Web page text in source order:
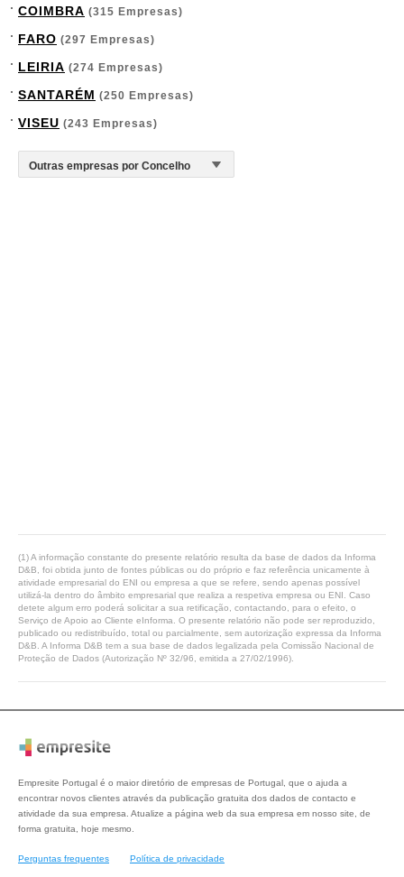
COIMBRA (315 Empresas)
FARO (297 Empresas)
LEIRIA (274 Empresas)
SANTARÉM (250 Empresas)
VISEU (243 Empresas)
(1) A informação constante do presente relatório resulta da base de dados da Informa
D&B, foi obtida junto de fontes públicas ou do próprio e faz referência unicamente à
atividade empresarial do ENI ou empresa a que se refere, sendo apenas possível
utilizá-la dentro do âmbito empresarial que realiza a respetiva empresa ou ENI. Caso
detete algum erro poderá solicitar a sua retificação, contactando, para o efeito, o
Serviço de Apoio ao Cliente eInforma. O presente relatório não pode ser reproduzido,
publicado ou redistribuído, total ou parcialmente, sem autorização expressa da Informa
D&B. A Informa D&B tem a sua base de dados legalizada pela Comissão Nacional de
Proteção de Dados (Autorização Nº 32/96, emitida a 27/02/1996).
Empresite Portugal é o maior diretório de empresas de Portugal, que o ajuda a
encontrar novos clientes através da publicação gratuita dos dados de contacto e
atividade da sua empresa. Atualize a página web da sua empresa em nosso site, de
forma gratuita, hoje mesmo.
Perguntas frequentes Política de privacidade